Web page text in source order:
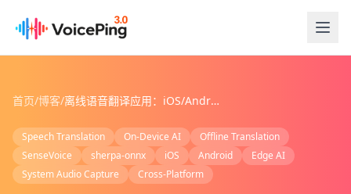
首页/博客/ 离线语音翻译应用：iOS/Android 跨平台端侧转写、翻译与 TTS
Speech Translation On-Device AI
Offline Translation
SenseVoice
sherpa-onnx iOS Android
Edge AI
System Audio Capture
Cross-Platform